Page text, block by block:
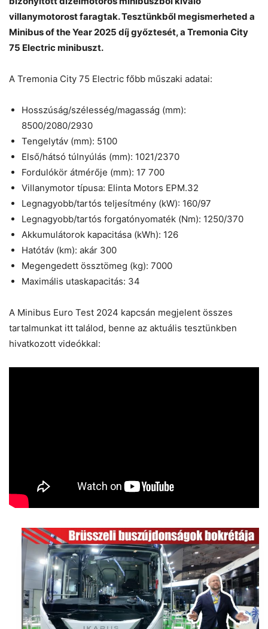
villanymotorost faragtak. Tesztünkből megismerheted a
Minibus of the Year 2025 díj győztesét, a Tremonia City
75 Electric minibuszt.
A Tremonia City 75 Electric főbb műszaki adatai:
Hosszúság/szélesség/magasság (mm):
8500/2080/2930
Tengelytáv (mm): 5100
Első/hátsó túlnyúlás (mm): 1021/2370
Fordulókör átmérője (mm): 17 700
Villanymotor típusa: Elinta Motors EPM.32
Legnagyobb/tartós teljesítmény (kW): 160/97
Legnagyobb/tartós forgatónyomaték (Nm): 1250/370
Akkumulátorok kapacitása (kWh): 126
Hatótáv (km): akár 300
Megengedett össztömeg (kg): 7000
Maximális utaskapacitás: 34
A Minibus Euro Test 2024 kapcsán megjelent összes
tartalmunkat itt találod, benne az aktuális tesztünkben
hivatkozott videókkal: